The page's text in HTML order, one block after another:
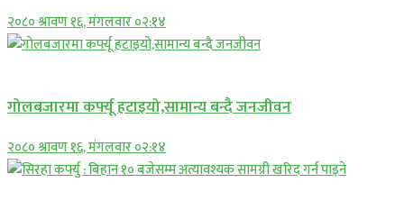
२०८० श्रावण १६, मंगलवार ०२:१४
गोलबजारमा कर्फ्यू हटाइयो,सामान्य बन्दै जनजीवन
२०८० श्रावण १६, मंगलवार ०२:१४